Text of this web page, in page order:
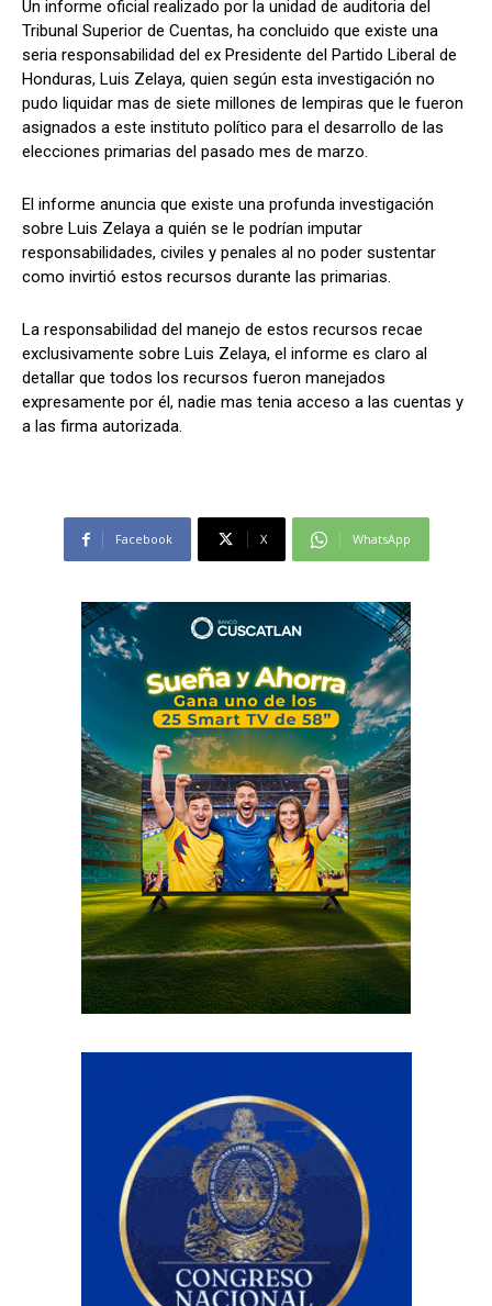
Comparta
Facebook X WhatsApp
Síganos
Comparta
Facebook X WhatsApp
Síganos
Un informe oficial realizado por la unidad de auditoria del
Tribunal Superior de Cuentas, ha concluido que existe una
seria responsabilidad del ex Presidente del Partido Liberal de
Honduras, Luis Zelaya, quien según esta investigación no
pudo liquidar mas de siete millones de lempiras que le fueron
asignados a este instituto político para el desarrollo de las
elecciones primarias del pasado mes de marzo.
El informe anuncia que existe una profunda investigación
sobre Luis Zelaya a quién se le podrían imputar
responsabilidades, civiles y penales al no poder sustentar
como invirtió estos recursos durante las primarias.
La responsabilidad del manejo de estos recursos recae
exclusivamente sobre Luis Zelaya, el informe es claro al
detallar que todos los recursos fueron manejados
expresamente por él, nadie mas tenia acceso a las cuentas y
a las firma autorizada.
Facebook X WhatsApp